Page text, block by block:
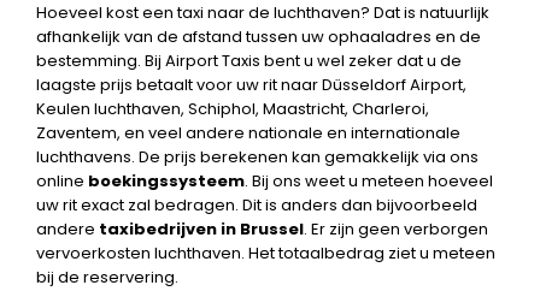
Hoeveel kost een taxi naar de luchthaven? Dat is natuurlijk
afhankelijk van de afstand tussen uw ophaaladres en de
bestemming. Bij Airport Taxis bent u wel zeker dat u de
laagste prijs betaalt voor uw rit naar Düsseldorf Airport,
Keulen luchthaven, Schiphol, Maastricht, Charleroi,
Zaventem, en veel andere nationale en internationale
luchthavens. De prijs berekenen kan gemakkelijk via ons
online boekingssysteem. Bij ons weet u meteen hoeveel
uw rit exact zal bedragen. Dit is anders dan bijvoorbeeld
andere taxibedrijven in Brussel. Er zijn geen verborgen
vervoerkosten luchthaven. Het totaalbedrag ziet u meteen
bij de reservering.